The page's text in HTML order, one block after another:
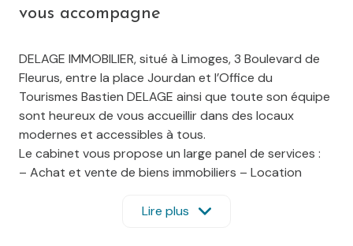
vous accompagne
DELAGE IMMOBILIER, situé à Limoges, 3 Boulevard de
Fleurus, entre la place Jourdan et l’Office du
Tourismes Bastien DELAGE ainsi que toute son équipe
sont heureux de vous accueillir dans des locaux
modernes et accessibles à tous.
Le cabinet vous propose un large panel de services :
– Achat et vente de biens immobiliers – Location
– Syndic de copropriétésLire plus